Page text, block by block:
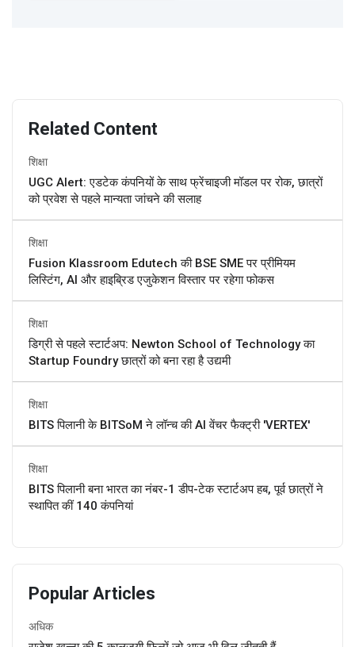
Related Content
शिक्षा
UGC Alert: एडटेक कंपनियों के साथ फ्रेंचाइजी मॉडल पर रोक, छात्रों
को प्रवेश से पहले मान्यता जांचने की सलाह
शिक्षा
Fusion Klassroom Edutech की BSE SME पर प्रीमियम
लिस्टिंग, AI और हाइब्रिड एजुकेशन विस्तार पर रहेगा फोकस
शिक्षा
डिग्री से पहले स्टार्टअप: Newton School of Technology का
Startup Foundry छात्रों को बना रहा है उद्यमी
शिक्षा
BITS पिलानी के BITSoM ने लॉन्च की AI वेंचर फैक्ट्री 'VERTEX'
शिक्षा
BITS पिलानी बना भारत का नंबर-1 डीप-टेक स्टार्टअप हब, पूर्व छात्रों ने
स्थापित कीं 140 कंपनियां
Popular Articles
अधिक